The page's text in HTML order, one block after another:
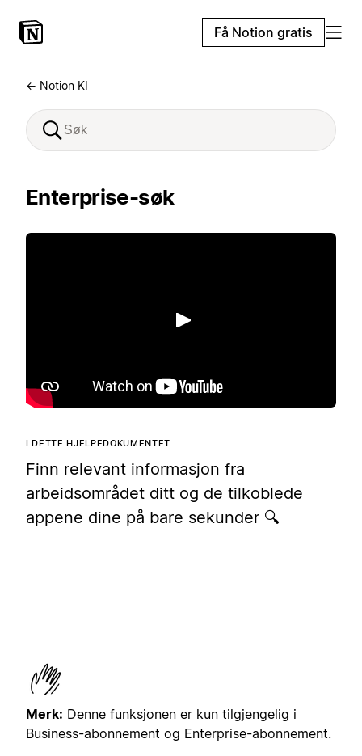
Få Notion gratis
← Notion KI
Enterprise-søk
Spill av
I DETTE HJELPEDOKUMENTET
Finn relevant informasjon fra
arbeidsområdet ditt og de tilkoblede
appene dine på bare sekunder 🔍
Merk: Denne funksjonen er kun tilgjengelig i
Business-abonnement og Enterprise-abonnement.